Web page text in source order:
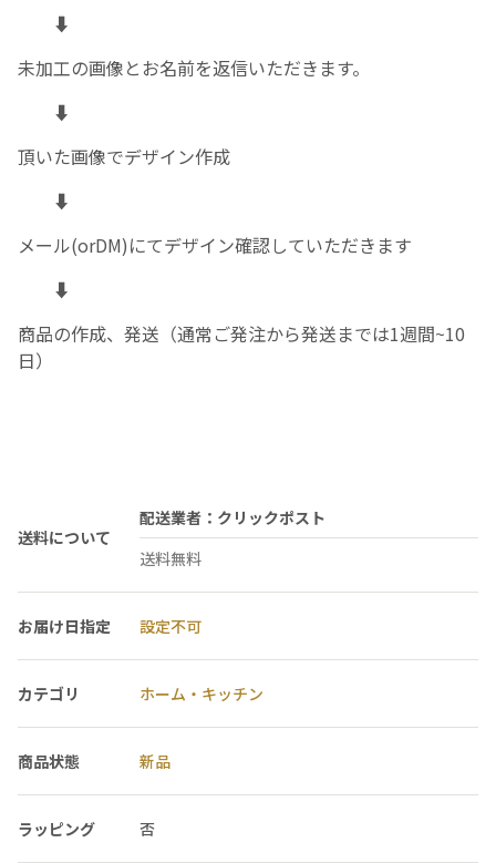
⬇︎
未加工の画像とお名前を返信いただきます。
⬇︎
頂いた画像でデザイン作成
⬇︎
メール(orDM)にてデザイン確認していただきます
⬇︎
商品の作成、発送（通常ご発注から発送までは1週間~10
日）
送料について
配送業者：クリックポスト
送料無料
お届け日指定 設定不可
カテゴリ ホーム・キッチン
商品状態 新品
ラッピング 否